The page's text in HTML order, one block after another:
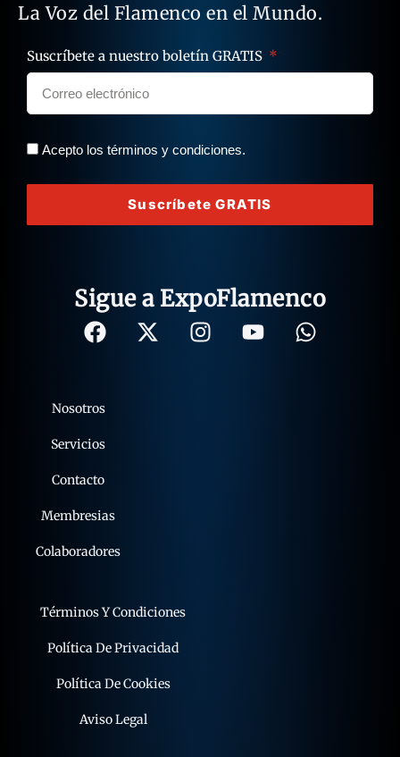
La Voz del Flamenco en el Mundo.
Suscríbete a nuestro boletín GRATIS
Acepto los términos y condiciones.
Suscríbete GRATIS
Sigue a ExpoFlamenco
Términos Y Condiciones
Política De Privacidad
Política De Cookies
Aviso Legal
Nosotros
Servicios
Contacto
Membresias
Colaboradores